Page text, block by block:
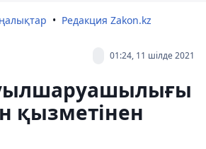
Редакция Zakon.kz
01:24, 11 шілде 2021
қызметінен